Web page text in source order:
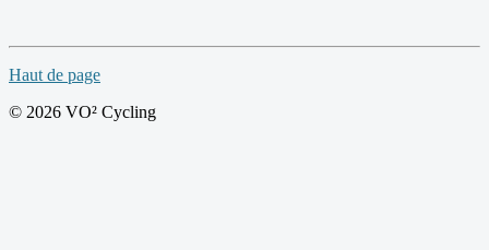
Haut de page
© 2026 VO² Cycling